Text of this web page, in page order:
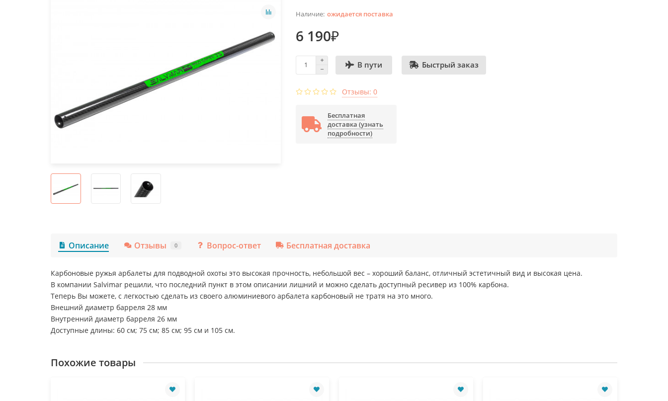
ожидается поставка
6 190₽
В пути Быстрый заказ
Отзывы: 0
Бесплатная
доставка (узнать
подробности)
Описание Отзывы 0 Вопрос-ответ Бесплатная доставка
Карбоновые ружья арбалеты для подводной охоты это высокая прочность, небольшой вес – хороший баланс, отличный эстетичный вид и высокая цена.
В компании Salvimar решили, что последний пункт в этом описании лишний и можно сделать доступный ресивер из 100% карбона.
Теперь Вы можете, с легкостью сделать из своего алюминиевого арбалета карбоновый не тратя на это много.
Внешний диаметр барреля 28 мм
Внутренний диаметр барреля 26 мм
Доступные длины: 60 см; 75 см; 85 см; 95 см и 105 см.
Похожие товары